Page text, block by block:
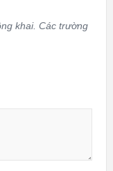
khai. Các trường